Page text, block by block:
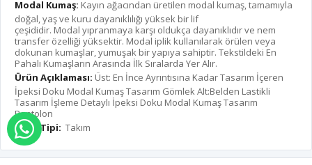
Modal Kumaş: Kayın ağacından üretilen modal kumaş, tamamıyla
doğal, yaş ve kuru dayanıklılığı yüksek bir lif
çeşididir. Modal yıpranmaya karşı oldukça dayanıklıdır ve nem
transfer özelliği yüksektir. Modal iplik kullanılarak örülen veya
dokunan kumaşlar, yumuşak bir yapıya sahiptir. Tekstildeki En
Pahalı Kumaşların Arasında İlk Sıralarda Yer Alır.
Ürün Açıklaması: Üst: En İnce Ayrıntısına Kadar Tasarım İçeren
İpeksi Doku Modal Kumaş Tasarım Gömlek Alt:Belden Lastikli
Tasarım İşleme Detaylı İpeksi Doku Modal Kumaş Tasarım
Pantolon
Ürün Tipi: Takım
WHATSAPP İLE SİPARİŞ VER